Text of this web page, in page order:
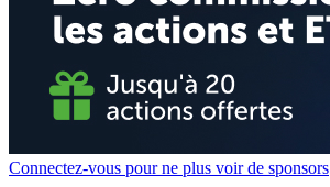
Connectez-vous pour ne plus voir de sponsors